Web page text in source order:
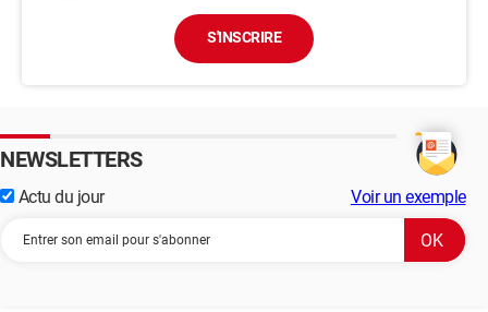
S'INSCRIRE
NEWSLETTERS
Actu du jour Voir un exemple